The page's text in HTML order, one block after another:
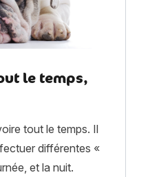
le temps,
tout le temps. Il
différentes «
et la nuit.